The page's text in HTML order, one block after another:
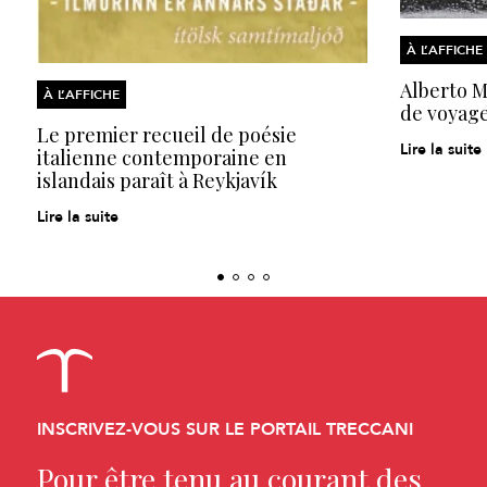
À L’AFFICHE
Le premier recueil de poésie
italienne contemporaine en
islandais paraît à Reykjavík
Lire la suite
À L’AFFICHE
Alberto
de
Lire la suite
INSCRIVEZ-VOUS SUR LE PORTAIL TRECCANI
Pour être tenu au courant des